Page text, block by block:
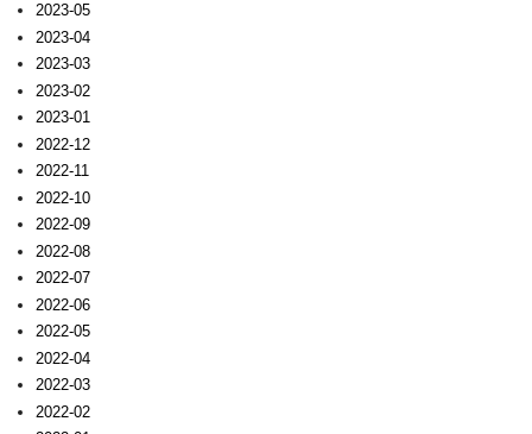
2023-05
2023-04
2023-03
2023-02
2023-01
2022-12
2022-11
2022-10
2022-09
2022-08
2022-07
2022-06
2022-05
2022-04
2022-03
2022-02